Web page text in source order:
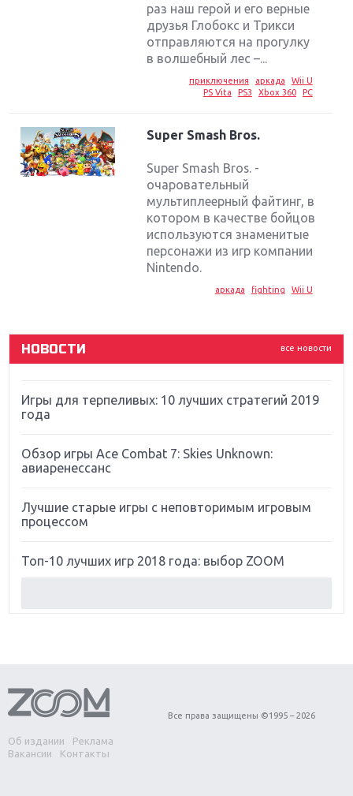
раз наш герой и его верные
друзья Глобокс и Трикси
отправляются на прогулку
в волшебный лес –...
приключения аркада
Wii U
PS Vita
PS3 Xbox 360 PC
Super Smash Bros.
Super Smash Bros. -
очаровательный
мультиплеерный файтинг, в
котором в качестве бойцов
используются знаменитые
персонажи из игр компании
Nintendo.
аркада fighting Wii U
все новости
НОВОСТИ
Крупнейшие релизы мая: Nintendo, Microsoft и
Новинки для Nintendo Switch: Labo, South Park и
Far Cry 5: хвалить нельзя ругать
Игры для терпеливых: 10 лучших стратегий 2019
года
Обзор игры Ace Combat 7: Skies Unknown:
авиаренессанс
Лучшие старые игры с неповторимым игровым
процессом
Топ-10 лучших игр 2018 года: выбор ZOOM
Обзор игры Forza Horizon 4: вершина эволюции
Две важных новинки для консолей: Spider-Man и
Divinity Original Sin 2
Об издании
Реклама
Вакансии
Контакты
Все права защищены ©1995 – 2026